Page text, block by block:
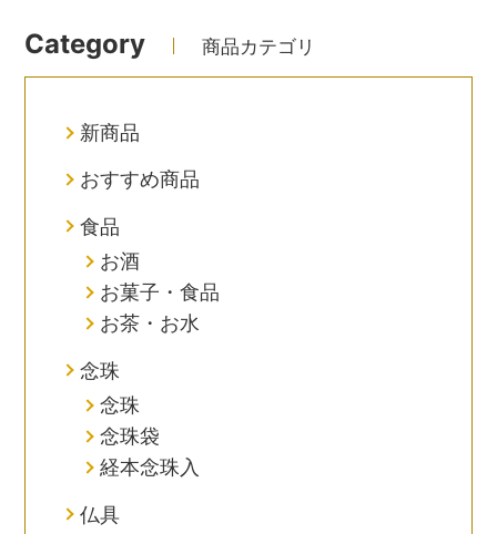
Category 商品カテゴリ
新商品
おすすめ商品
食品
お酒
お菓子・食品
お茶・お水
念珠
念珠
念珠袋
経本念珠入
仏具